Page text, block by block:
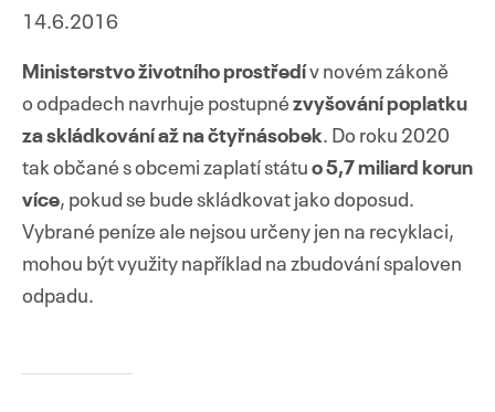
14.6.2016
Ministerstvo životního prostředív novém zákoně
o odpadech navrhuje postupné zvyšování poplatku
za skládkování až na čtyřnásobek. Do roku 2020
tak občané s obcemi zaplatí státu o 5,7 miliard korun
více, pokud se bude skládkovat jako doposud.
Vybrané peníze ale nejsou určeny jen na recyklaci,
mohou být využity například na zbudování spaloven
odpadu.